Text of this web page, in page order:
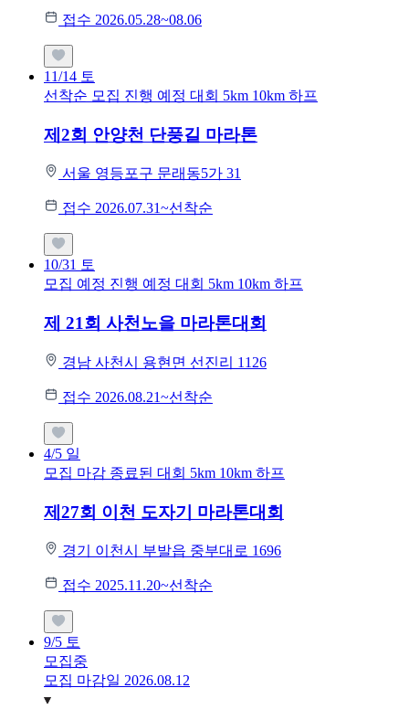
접수 2026.05.28~08.06
11/14 토
선착순 모집 진행 예정 대회 5km 10km 하프
제2회 안양천 단풍길 마라톤
서울 영등포구 문래동5가 31
접수 2026.07.31~선착순
10/31 토
모집 예정 진행 예정 대회 5km 10km 하프
제 21회 사천노을 마라톤대회
경남 사천시 용현면 선진리 1126
접수 2026.08.21~선착순
4/5 일
모집 마감 종료된 대회 5km 10km 하프
제27회 이천 도자기 마라톤대회
경기 이천시 부발읍 중부대로 1696
접수 2025.11.20~선착순
9/5 토
모집중
모집 마감일 2026.08.12